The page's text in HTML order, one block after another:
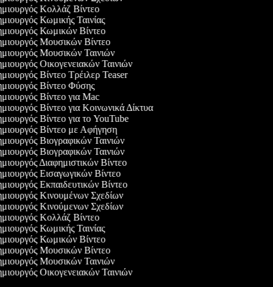
Κολλάζ Βίντεο
Κωμικής Ταινίας
Κωμικών Βίντεο
Μουσικών Βίντεο
Μουσικών Ταινιών
Οικογενειακών Ταινιών
Βίντεο Τρέιλερ Teaser
Βίντεο Φύσης
Βίντεο για Mac
Βίντεο για Κοινωνικά Δίκτυα
Βίντεο για το YouTube
Βίντεο με Αφήγηση
Βιογραφικών Ταινιών
Βιογραφικών Ταινιών
Διαφημιστικών Βίντεο
Εισαγωγικών Βίντεο
Εκπαιδευτικών Βίντεο
Κινουμένων Σχεδίων
Κινούμενων Σχεδίων
Κολλάζ Βίντεο
Κωμικής Ταινίας
Κωμικών Βίντεο
Μουσικών Βίντεο
Μουσικών Ταινιών
Οικογενειακών Ταινιών